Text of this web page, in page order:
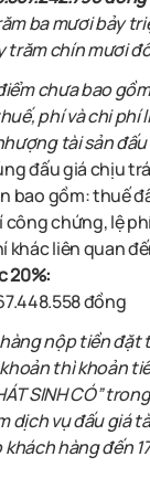
ba mươi bảy
trăm chín mươi
chưa bao
phí và chi phí
tài sản
đấu giá chịu
bao gồm: thuế
công chứng, lệ
khác liên quan
20%:
đồng
nộp tiền
thì khoản
SINH CÓ”
dịch vụ đấu giá
hàng đến